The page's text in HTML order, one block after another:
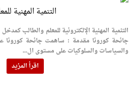
التنمية المهنية
التنمية المهنية الإلكترونية للمعلم والطالب
جائحة كورونا مقدمة : ساهمت جائحة كورونا
والسياسات والسلوكيات على مستوى ال...
اقرأ المزيد